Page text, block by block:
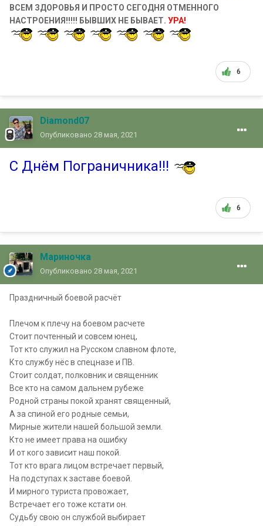
ВСЕМ ЗДОРОВЬЯ И ПРОСТО СЕГОДНЯ ОТМЕННОГО
НАСТРОЕНИЯ!!!!! БЫВШИХ НЕ БЫВАЕТ. УРА!
6
Diamond07
Опубликовано 28 мая, 2021
С Днём Пограничника!!!
6
Мариночка
Опубликовано 28 мая, 2021
Праздничный боевой расчёт
Плечом к плечу на боевом расчете
Стоит почтенный и совсем юнец,
Тот кто служил на Русском славном флоте,
Кто службу нёс в спецназе и ПВ.
Стоит солдат, полковник и священник
Все кто на самом дальнем рубеже
Родной страны покой хранят священный,
А за спиной его родные семьи,
Мирные жители нашей большой земли.
Кто не имеет права на ошибку
И от кого зависит наш покой.
Тот кто врага лицом встречает первый,
На подступах к заставе боевой.
И мирного туриста провожает,
Встречает его тоже кстати он.
Судьбу свою он службой выбирает